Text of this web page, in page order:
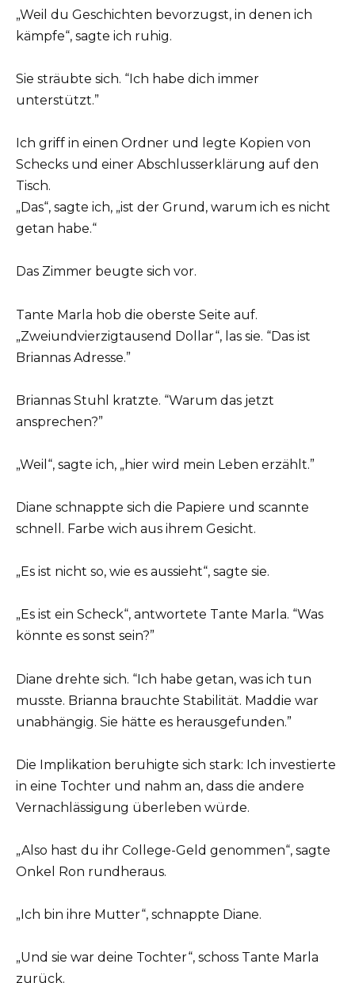
„Weil du Geschichten bevorzugst, in denen ich
kämpfe“, sagte ich ruhig.
Sie sträubte sich. “Ich habe dich immer
unterstützt.”
Ich griff in einen Ordner und legte Kopien von
Schecks und einer Abschlusserklärung auf den
Tisch.
„Das“, sagte ich, „ist der Grund, warum ich es nicht
getan habe.“
Das Zimmer beugte sich vor.
Tante Marla hob die oberste Seite auf.
„Zweiundvierzigtausend Dollar“, las sie. “Das ist
Briannas Adresse.”
Briannas Stuhl kratzte. “Warum das jetzt
ansprechen?”
„Weil“, sagte ich, „hier wird mein Leben erzählt.”
Diane schnappte sich die Papiere und scannte
schnell. Farbe wich aus ihrem Gesicht.
„Es ist nicht so, wie es aussieht“, sagte sie.
„Es ist ein Scheck“, antwortete Tante Marla. “Was
könnte es sonst sein?”
Diane drehte sich. “Ich habe getan, was ich tun
musste. Brianna brauchte Stabilität. Maddie war
unabhängig. Sie hätte es herausgefunden.”
Die Implikation beruhigte sich stark: Ich investierte
in eine Tochter und nahm an, dass die andere
Vernachlässigung überleben würde.
„Also hast du ihr College-Geld genommen“, sagte
Onkel Ron rundheraus.
„Ich bin ihre Mutter“, schnappte Diane.
„Und sie war deine Tochter“, schoss Tante Marla
zurück.